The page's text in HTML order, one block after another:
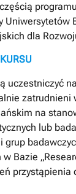
Uniwersytetów
dla
uczestniczyć
zatrudnieni
na
lub
grup
Bazie
przystąpienia